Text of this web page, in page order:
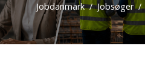
Jobdanmark Jobsøger